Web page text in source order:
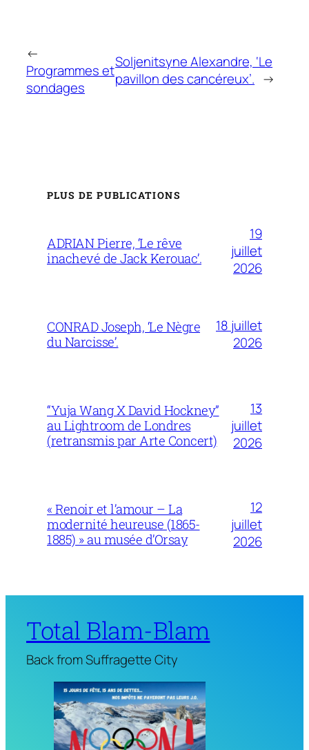
←
Programmes et
sondages
Soljenitsyne Alexandre, ‘Le
pavillon des cancéreux’. →
PLUS DE PUBLICATIONS
ADRIAN Pierre, ‘Le rêve
inachevé de Jack Kerouac’.
19
juillet
2026
CONRAD Joseph, ‘Le Nègre
du Narcisse’.
18 juillet
2026
“Yuja Wang X David Hockney”
au Lightroom de Londres
(retransmis par Arte Concert)
13
juillet
2026
« Renoir et l’amour – La
modernité heureuse (1865-
1885) » au musée d’Orsay
12
juillet
2026
Total Blam-Blam
Back from Suffragette City